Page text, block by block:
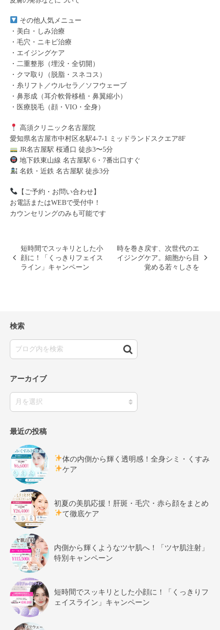
その他人気メニュー
・美白・しみ治療
・毛穴・ニキビ治療
・エイジングケア
・二重整形（埋没・全切開）
・クマ取り（脱脂・スネコス）
・糸リフト／ウルセラ／ソフウェーブ
・鼻形成（耳介軟骨移植・鼻翼縮小）
・医療脱毛（顔・VIO・全身）
高須クリニック名古屋院
愛知県名古屋市中村区名駅4-7-1 ミッドランドスクエア8F
JR名古屋駅 桜通口 徒歩3〜5分
地下鉄東山線 名古屋駅 6・7番出口すぐ
名鉄・近鉄 名古屋駅 徒歩3分
【ご予約・お問い合わせ】
お電話またはWEBで受付中！
カウンセリングのみも可能です
短時間でスッキリとした小
顔に！「くっきりフェイス
ライン」キャンペーン
時を巻き戻す、次世代のエ
イジングケア。細胞から目
覚める若々しさを
検索
アーカイブ
最近の投稿
体の内側から輝く透明感！全身シミ・くすみ
ケア
初夏の美肌応援！肝斑・毛穴・赤ら顔をまとめ
て徹底ケア
内側から輝くようなツヤ肌へ！「ツヤ肌注射」
特別キャンペーン
短時間でスッキリとした小顔に！「くっきりフ
ェイスライン」キャンペーン